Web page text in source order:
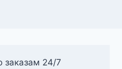
заказам 24/7